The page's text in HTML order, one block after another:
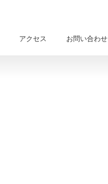
アクセス お問い合わせ